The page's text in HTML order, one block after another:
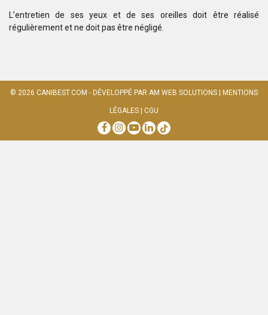
L’entretien de ses yeux et de ses oreilles doit être réalisé
régulièrement et ne doit pas être négligé.
© 2026 CANIBEST.COM - DÉVELOPPÉ PAR AM WEB SOLUTIONS MENTIONS
LÉGALES CGU